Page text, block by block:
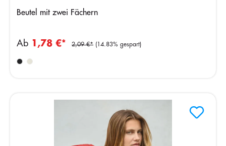
Beutel mit zwei Fächern
Ab 1,78 €* 2,09 €* (14.83% gespart)